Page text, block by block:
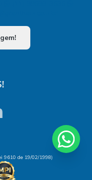
9610 de 19/02/1998)